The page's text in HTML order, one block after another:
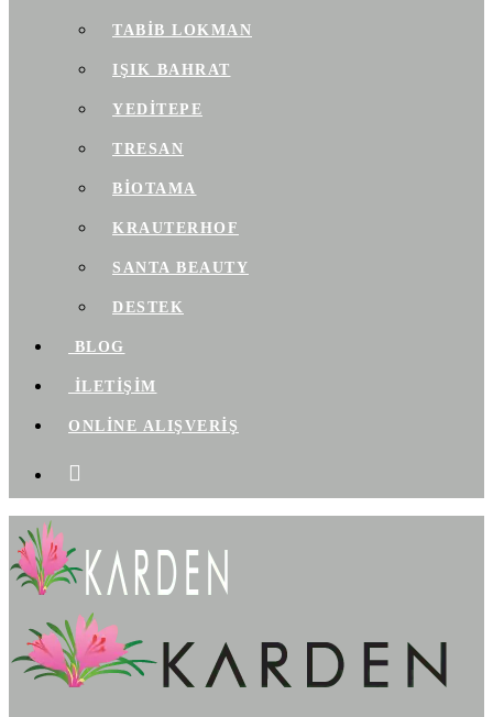
TABIB LOKMAN
IŞIK BAHRAT
YEDITEPE
TRESAN
BIOTAMA
KRAUTERHOF
SANTA BEAUTY
DESTEK
BLOG
İLETİŞİM
ONLİNE ALIŞVERİŞ